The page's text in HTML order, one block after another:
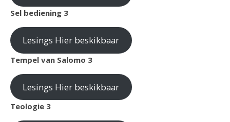
Sel bediening 3
Lesings Hier beskikbaar
Tempel van Salomo 3
Lesings Hier beskikbaar
Teologie 3